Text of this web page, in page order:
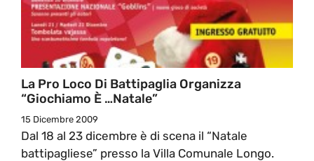
La Pro Loco Di Battipaglia Organizza
“Giochiamo È …Natale”
15 Dicembre 2009
Dal 18 al 23 dicembre è di scena il “Natale
battipagliese” presso la Villa Comunale Longo.